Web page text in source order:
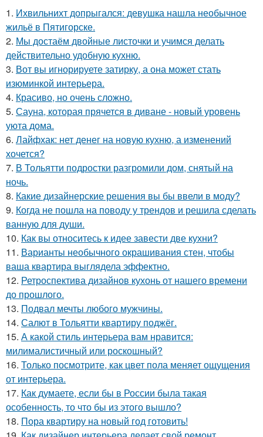
1. Ихвильнихт допрыгался: девушка нашла необычное
жильё в Пятигорске.
2. Мы достаём двойные листочки и учимся делать
действительно удобную кухню.
3. Вот вы игнорируете затирку, а она может стать
изюминкой интерьера.
4. Красиво, но очень сложно.
5. Сауна, которая прячется в диване - новый уровень
уюта дома.
6. Лайфхак: нет денег на новую кухню, а изменений
хочется?
7. В Тольятти подростки разгромили дом, снятый на
ночь.
8. Какие дизайнерские решения вы бы ввели в моду?
9. Когда не пошла на поводу у трендов и решила сделать
ванную для души.
10. Как вы относитесь к идее завести две кухни?
11. Варианты необычного окрашивания стен, чтобы
ваша квартира выглядела эффектно.
12. Ретроспектива дизайнов кухонь от нашего времени
до прошлого.
13. Подвал мечты любого мужчины.
14. Салют в Тольятти квартиру поджёг.
15. А какой стиль интерьера вам нравится:
милималистичный или роскошный?
16. Только посмотрите, как цвет пола меняет ощущения
от интерьера.
17. Как думаете, если бы в России была такая
особенность, то что бы из этого вышло?
18. Пора квартиру на новый год готовить!